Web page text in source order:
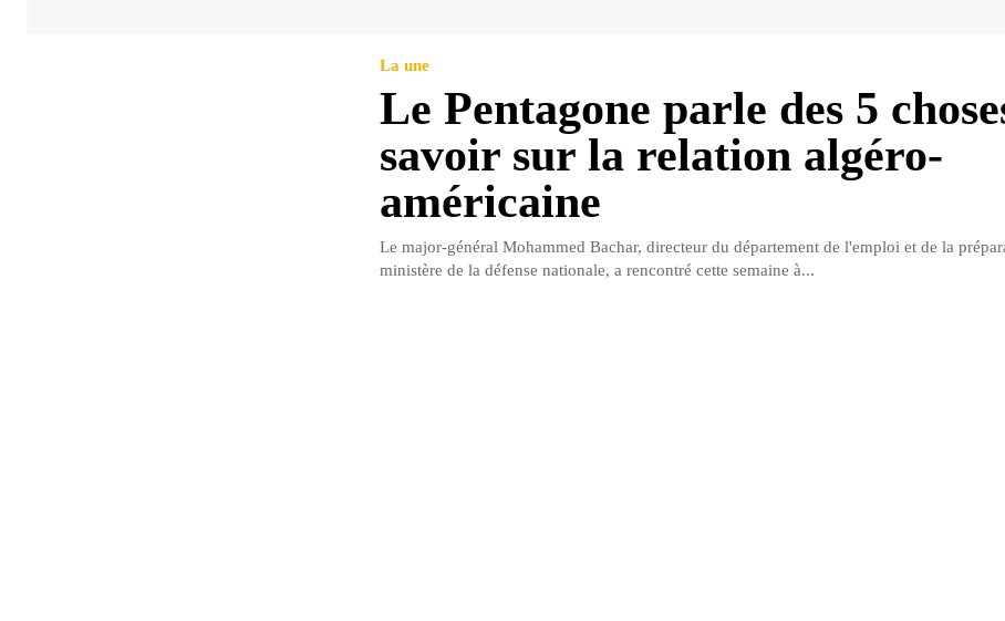
La une
Le Pentagone parle des 5
savoir sur la relation algéro-
américaine
Le major-général Mohammed Bachar, directeur du département de l'emploi et de la
ministère de la défense nationale, a rencontré cette semaine à...